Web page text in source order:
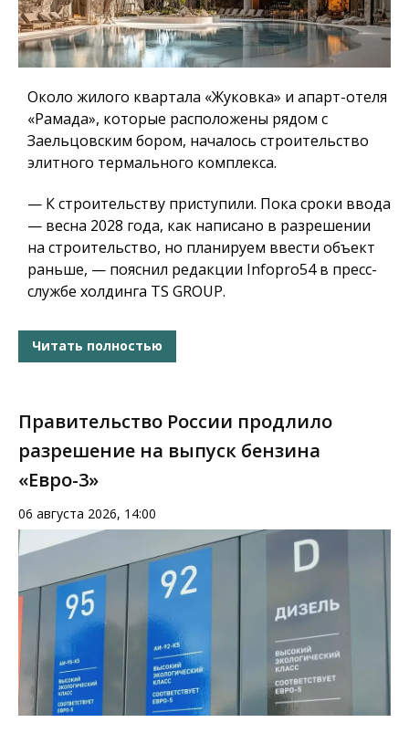
Около жилого квартала «Жуковка» и апарт-отеля
«Рамада», которые расположены рядом с
Заельцовским бором, началось строительство
элитного термального комплекса.
— К строительству приступили. Пока сроки ввода
— весна 2028 года, как написано в разрешении
на строительство, но планируем ввести объект
раньше, — пояснил редакции Infopro54 в пресс-
службе холдинга TS GROUP.
Читать полностью
Правительство России продлило
разрешение на выпуск бензина
«Евро-3»
06 августа 2026, 14:00